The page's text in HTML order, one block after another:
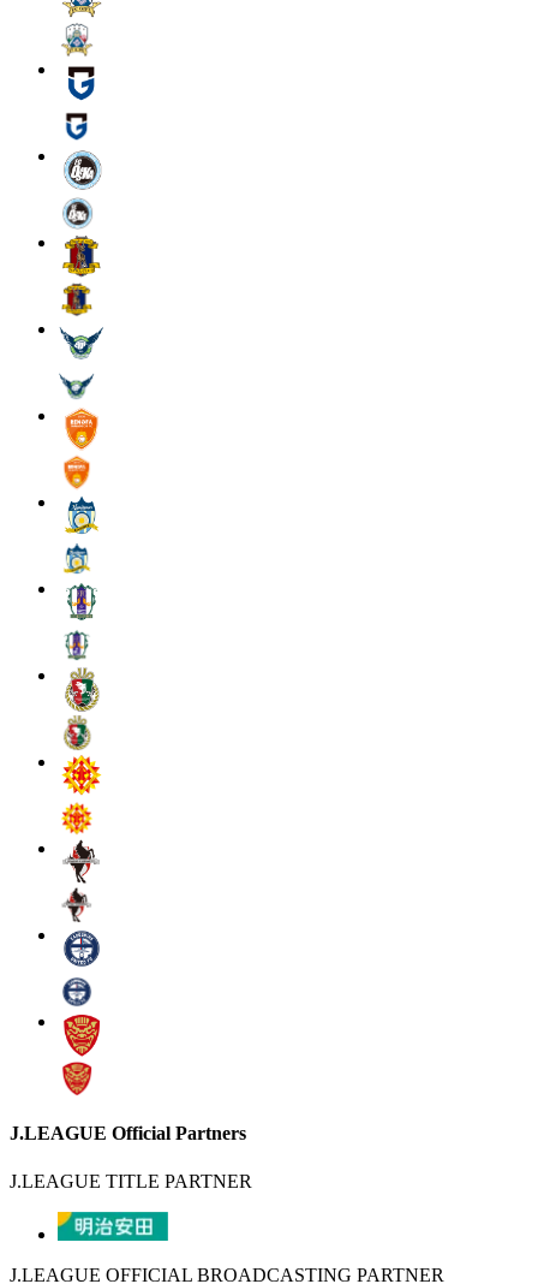
J.LEAGUE Official Partners
J.LEAGUE TITLE PARTNER
J.LEAGUE OFFICIAL BROADCASTING PARTNER